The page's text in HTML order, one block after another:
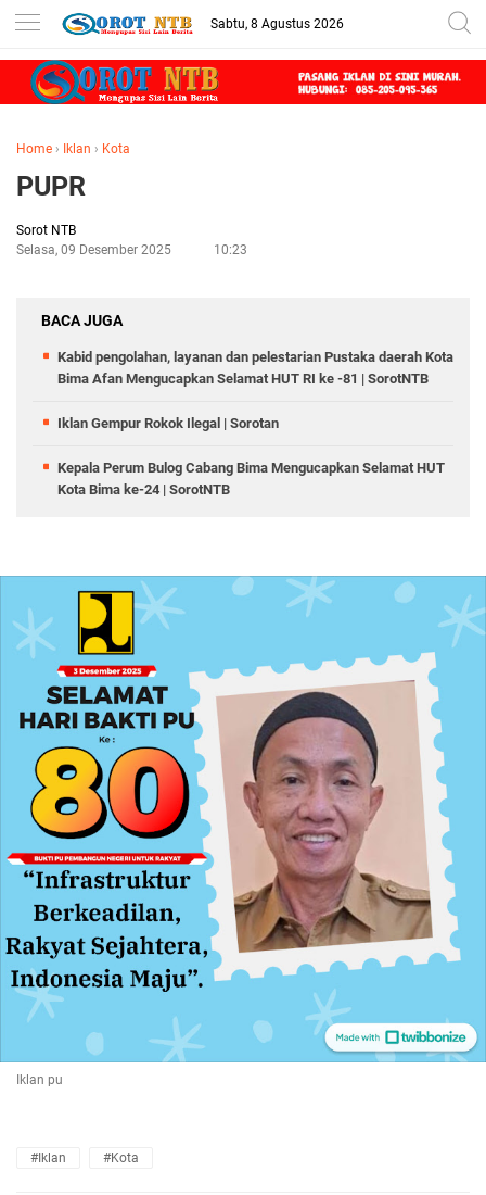
Sabtu, 8 Agustus 2026
Home › Iklan › Kota
PUPR
Sorot NTB
Selasa, 09 Desember 2025
10:23
BACA JUGA
Kabid pengolahan, layanan dan pelestarian Pustaka daerah Kota
Bima Afan Mengucapkan Selamat HUT RI ke -81 | SorotNTB
Iklan Gempur Rokok Ilegal | Sorotan
Kepala Perum Bulog Cabang Bima Mengucapkan Selamat HUT
Kota Bima ke-24 | SorotNTB
Iklan pu
#Iklan #Kota